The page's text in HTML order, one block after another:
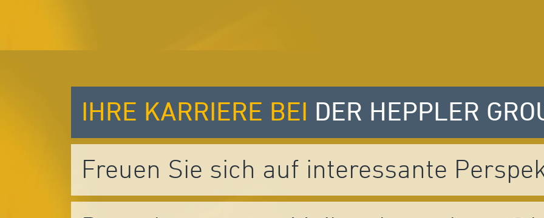
IHRE KARRIERE BEI DER HEPPLER
Freuen Sie sich auf interessante